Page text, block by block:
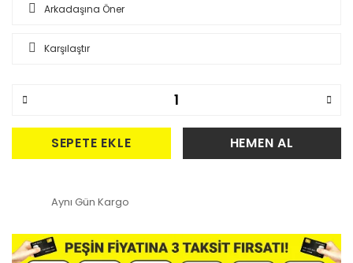
Arkadaşına Öner
Karşılaştır
SEPETE EKLE HEMEN AL
Aynı Gün Kargo